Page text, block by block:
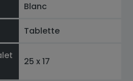
Blanc
Tablette
25 x 17